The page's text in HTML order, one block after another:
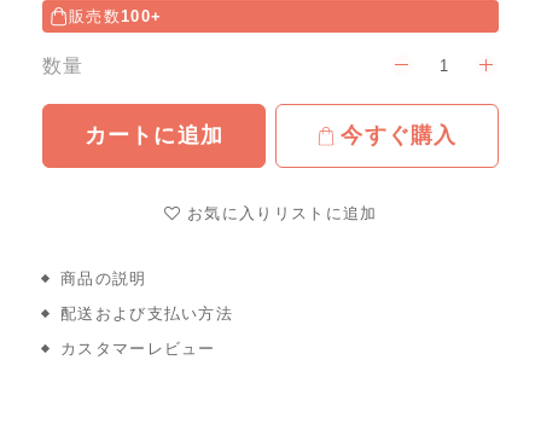
販売数100+
数量
カートに追加 今すぐ購入
お気に入りリストに追加
商品の説明
配送および支払い方法
カスタマーレビュー